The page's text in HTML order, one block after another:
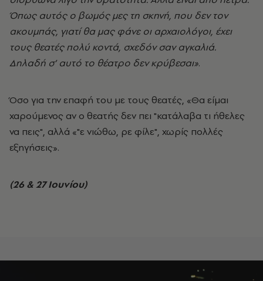
Όπως αυτός ο βωμός μες τη σκηνή, που δεν τον
ακουμπάς, γιατί θα μας φάνε οι αρχαιολόγοι, έχει
τους θεατές πολύ κοντά, σχεδόν σαν αγκαλιά.
Δηλαδή σ’ αυτό το θέατρο δεν κρύβεσαι».
Όσο για την επαφή του με τους θεατές, «Θα είμαι
χαρούμενος αν ο θεατής δεν πει "κατάλαβα τι ήθελες
να πεις", αλλά «"ε νιώθω, ρε φίλε", χωρίς πολλές
εξηγήσεις».
(26 & 27 Ιουνίου)